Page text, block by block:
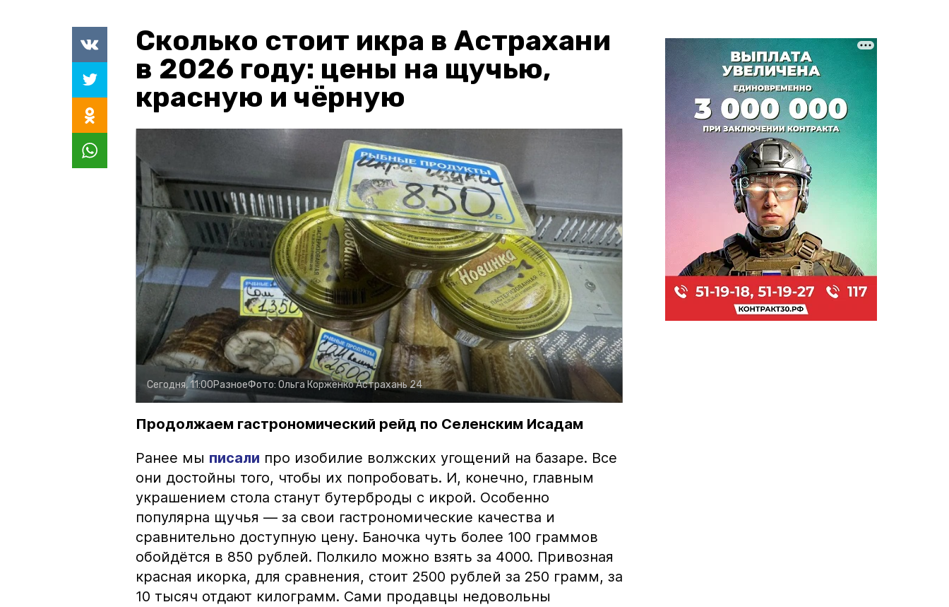
Сколько стоит икра в Астрахани
в 2026 году: цены на щучью,
красную и чёрную
Сегодня, 11:00РазноеФото: Ольга КорженкоАстрахань 24
Продолжаем гастрономический рейд по Селенским Исадам
Ранее мы писали про изобилие волжских угощений на базаре. Все
они достойны того, чтобы их попробовать. И, конечно, главным
украшением стола станут бутерброды с икрой. Особенно
популярна щучья — за свои гастрономические качества и
сравнительно доступную цену. Баночка чуть более 100 граммов
обойдётся в 850 рублей. Полкило можно взять за 4000. Привозная
красная икорка, для сравнения, стоит 2500 рублей за 250 грамм, за
10 тысяч отдают килограмм. Сами продавцы недовольны